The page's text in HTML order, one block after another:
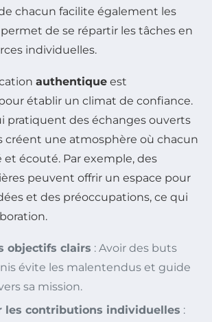
chacun facilite également les
de se répartir les tâches en
individuelles.
authentique est
établir un climat de confiance.
pratiquent des échanges ouverts
créent une atmosphère où chacun
et écouté. Par exemple, des
peuvent offrir un espace pour
et des préoccupations, ce qui
objectifs clairs : Avoir des buts
évite les malentendus et guide
sa mission.
les contributions individuelles :